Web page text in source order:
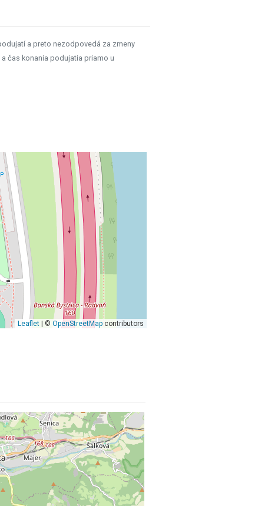
a preto nezodpovedá za zmeny
čas konania podujatia priamo u
Leaflet| © OpenStreetMapcontributors